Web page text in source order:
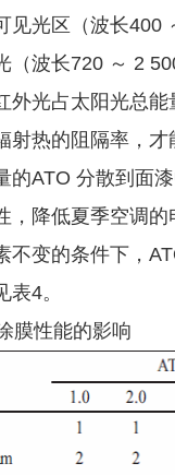
见光区（波长400
（波长720 ～ 2
外光占太阳光总
射热的阻隔率，才
的ATO 分散到面
，降低夏季空调的
不变的条件下，
4。
膜性能的影响